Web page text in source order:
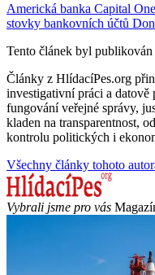
Americká banka Capital
stovky bankovních účtů
Tento článek byl publikován
Články z HlídacíPes.org
investigativní práci a datově
fungování veřejné správy,
kladen na transparentnost,
kontrolu politických i
Všechny články tohoto
Vybrali jsme pro vás